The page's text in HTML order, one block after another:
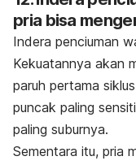
pria bisa
Indera penciuman
Kekuatannya akan
paruh pertama
puncak paling
paling suburnya.
Sementara itu, pria